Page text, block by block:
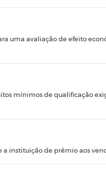
uma avaliação de efeito
mínimos de qualificação
instituição de prêmio aos